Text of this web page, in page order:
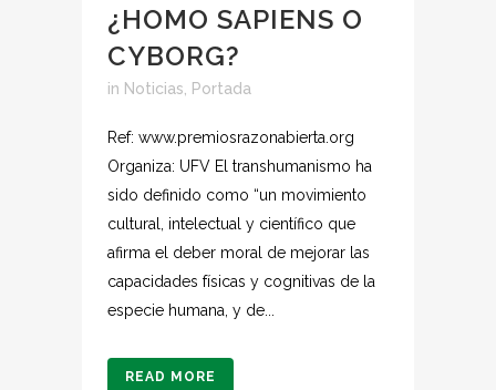
¿HOMO SAPIENS O
CYBORG?
in Noticias Portada
Ref: www.premiosrazonabierta.org
Organiza: UFV El transhumanismo ha
sido definido como “un movimiento
cultural, intelectual y científico que
afirma el deber moral de mejorar las
capacidades físicas y cognitivas de la
especie humana, y de...
READ MORE